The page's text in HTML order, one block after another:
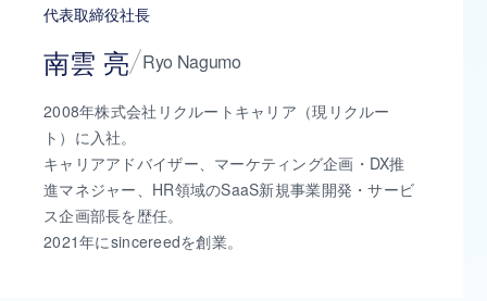
代表取締役社長
南雲 亮 Ryo Nagumo
2008年株式会社リクルートキャリア（現リクルー
ト）に入社。
キャリアアドバイザー、マーケティング企画・DX推
進マネジャー、HR領域のSaaS新規事業開発・サービ
ス企画部長を歴任。
2021年にsincereedを創業。